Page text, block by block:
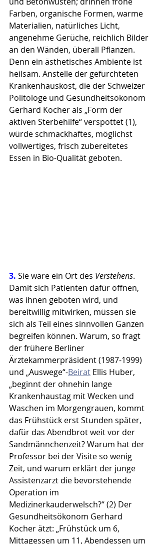
Farben, organische Formen, warme
Materialien, natürliches Licht,
angenehme Gerüche, reichlich Bilder
an den Wänden, überall Pflanzen.
Denn ein ästhetisches Ambiente ist
heilsam. Anstelle der gefürchteten
Krankenhauskost, die der Schweizer
Politologe und Gesundheitsökonom
Gerhard Kocher als „Form der
aktiven Sterbehilfe“ verspottet (1),
würde schmackhaftes, möglichst
vollwertiges, frisch zubereitetes
Essen in Bio-Qualität geboten.
3. Sie wäre ein Ort des Verstehens.
Damit sich Patienten dafür öffnen,
was ihnen geboten wird, und
bereitwillig mitwirken, müssen sie
sich als Teil eines sinnvollen Ganzen
begreifen können. Warum, so fragt
der frühere Berliner
Ärztekammerpräsident (1987-1999)
und „Auswege“-Beirat Ellis Huber,
„beginnt der ohnehin lange
Krankenhaustag mit Wecken und
Waschen im Morgengrauen, kommt
das Frühstück erst Stunden später,
dafür das Abendbrot weit vor der
Sandmännchenzeit? Warum hat der
Professor bei der Visite so wenig
Zeit, und warum erklärt der junge
Assistenzarzt die bevorstehende
Operation im
Medizinerkauderwelsch?“ (2) Der
Gesundheitsökonom Gerhard
Kocher ätzt: „Frühstück um 6,
Mittagessen um 11, Abendessen um